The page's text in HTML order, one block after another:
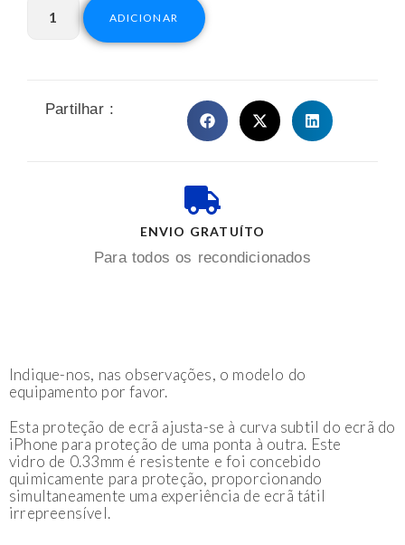
ADICIONAR
Partilhar :
ENVIO GRATUÍTO
Para todos os recondicionados
Indique-nos, nas observações, o modelo do
equipamento por favor.
Esta proteção de ecrã ajusta-se à curva subtil do ecrã do
iPhone para proteção de uma ponta à outra. Este
vidro de 0.33mm é resistente e foi concebido
quimicamente para proteção, proporcionando
simultaneamente uma experiência de ecrã tátil
irrepreensível.